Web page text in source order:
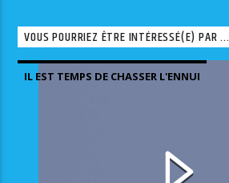
VOUS POURRIEZ ÊTRE INTÉRESSÉ(E) PAR ...
IL EST TEMPS DE CHASSER L'ENNUI